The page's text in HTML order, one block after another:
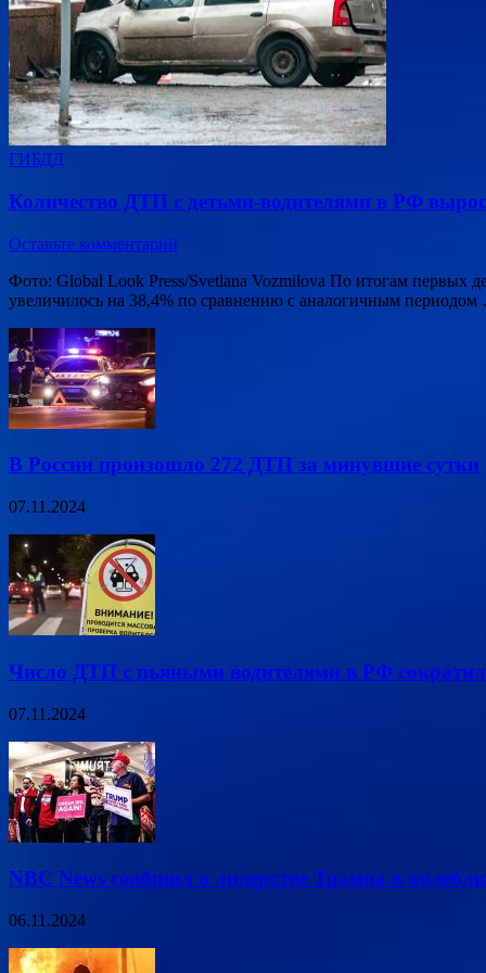
ГИБДД
Количество ДТП с детьми-водителями в РФ
Оставьте комментарий
Фото: Global Look Press/Svetlana Vozmilova По итогам первых
увеличилось на 38,4% по сравнению с аналогичным
В России произошло 272 ДТП за минувшие сутки
07.11.2024
Число ДТП с пьяными водителями в РФ
07.11.2024
NBC News сообщил о лидерстве Трампа в
06.11.2024